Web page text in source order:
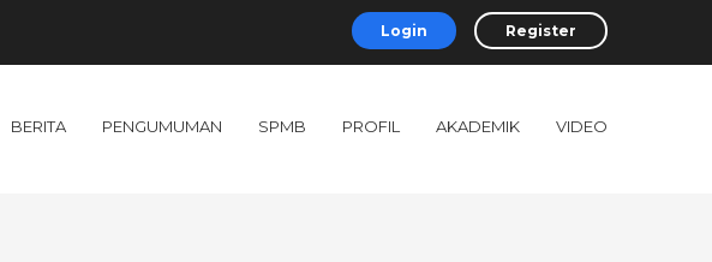
Login Register
BERITA PENGUMUMAN SPMB PROFIL AKADEMIK VIDEO